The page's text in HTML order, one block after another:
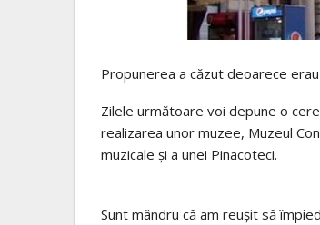
Propunerea a căzut deoarece
Zilele următoare voi depune o
realizarea unor muzee, Muzeul
muzicale și a unei Pinacoteci.
Sunt mândru că am reușit să